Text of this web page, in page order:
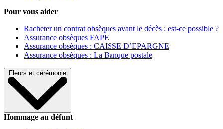
Pour vous aider
Racheter un contrat obsèques avant le décès : est-ce possible ?
Assurance obsèques FAPE
Assurance obsèques : CAISSE D’EPARGNE
Assurance obsèques : La Banque postale
Fleurs et cérémonie
Hommage au défunt